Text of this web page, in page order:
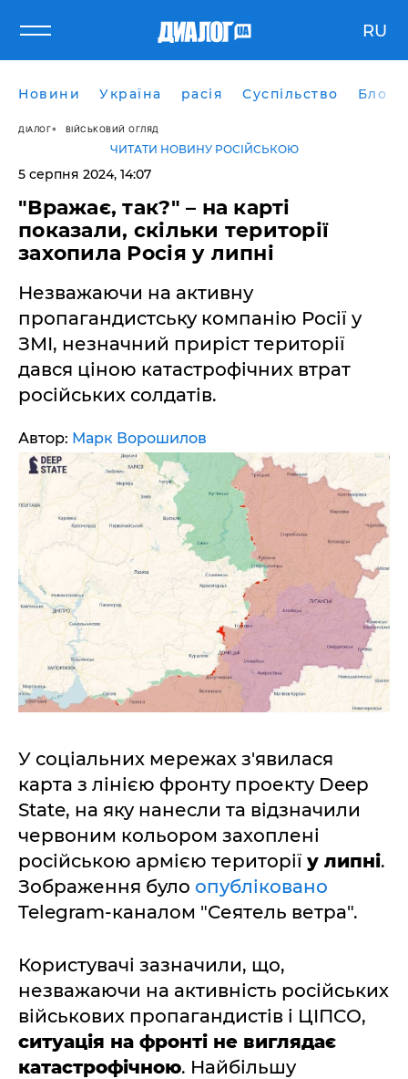
RU
Новини Україна расія Суспільство Блоги
ДІАЛОГ ВІЙСЬКОВИЙ ОГЛЯД
ЧИТАТИ НОВИНУ РОСІЙСЬКОЮ
5 серпня 2024, 14:07
"Вражає, так?" – на карті
показали, скільки території
захопила Росія у липні
Незважаючи на активну
пропагандистську компанію Росії у
ЗМІ, незначний приріст території
дався ціною катастрофічних втрат
російських солдатів.
Автор: Марк Ворошилов
У соціальних мережах з'явилася
карта з лінією фронту проекту Deep
State, на яку нанесли та відзначили
червоним кольором захоплені
російською армією території у липні.
Зображення було опубліковано
Telegram-каналом "Сеятель ветра".
Користувачі зазначили, що,
незважаючи на активність російських
військових пропагандистів і ЦІПСО,
ситуація на фронті не виглядає
катастрофічною. Найбільшу